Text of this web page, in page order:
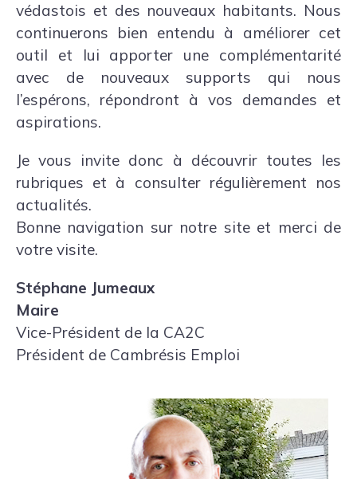
védastois et des nouveaux habitants. Nous
continuerons bien entendu à améliorer cet
outil et lui apporter une complémentarité
avec de nouveaux supports qui nous
l’espérons, répondront à vos demandes et
aspirations.
Je vous invite donc à découvrir toutes les
rubriques et à consulter régulièrement nos
actualités.
Bonne navigation sur notre site et merci de
votre visite.
Stéphane Jumeaux
Maire
Vice-Président de la CA2C
Président de Cambrésis Emploi